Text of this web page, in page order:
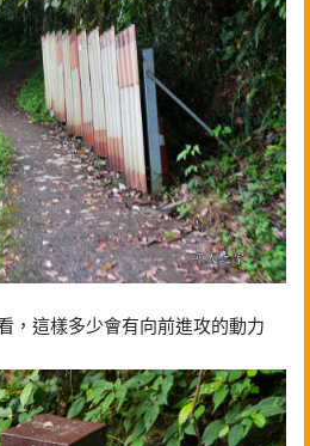
，這樣多少會有向前進攻的動力